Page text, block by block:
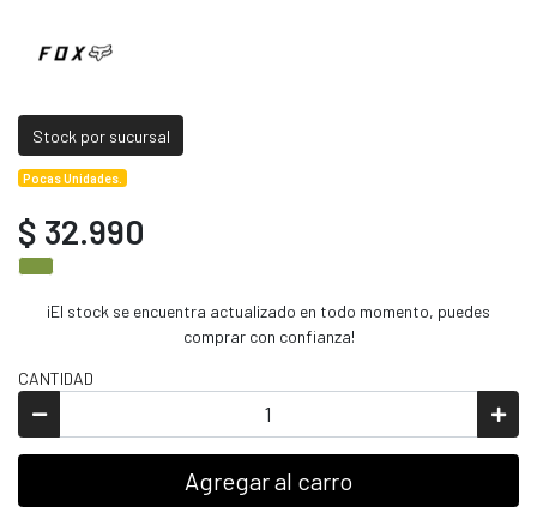
Stock por sucursal
Pocas Unidades.
$ 32.990
¡El stock se encuentra actualizado en todo momento, puedes
comprar con confianza!
CANTIDAD
Agregar al carro